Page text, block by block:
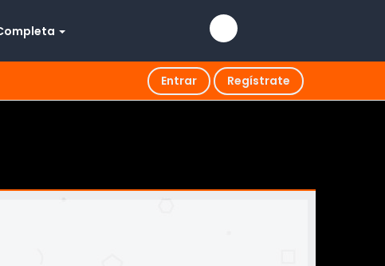
Entrar Regístrate